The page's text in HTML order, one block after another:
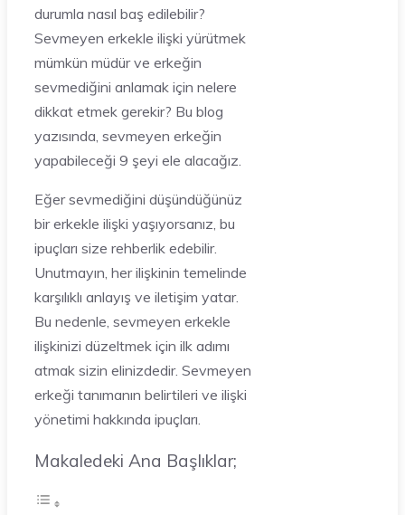
durumla nasıl baş edilebilir?
Sevmeyen erkekle ilişki yürütmek
mümkün müdür ve erkeğin
sevmediğini anlamak için nelere
dikkat etmek gerekir? Bu blog
yazısında, sevmeyen erkeğin
yapabileceği 9 şeyi ele alacağız.
Eğer sevmediğini düşündüğünüz
bir erkekle ilişki yaşıyorsanız, bu
ipuçları size rehberlik edebilir.
Unutmayın, her ilişkinin temelinde
karşılıklı anlayış ve iletişim yatar.
Bu nedenle, sevmeyen erkekle
ilişkinizi düzeltmek için ilk adımı
atmak sizin elinizdedir. Sevmeyen
erkeği tanımanın belirtileri ve ilişki
yönetimi hakkında ipuçları.
Makaledeki Ana Başlıklar;